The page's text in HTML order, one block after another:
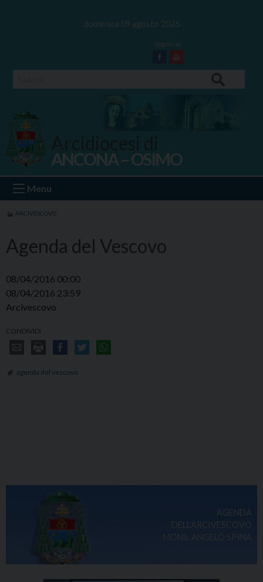
domenica 09 agosto 2026
Facebook
Youtube
Ancona Osimo
ANCONA – OSIMO
Menu
ARCIVESCOVO
Agenda del Vescovo
08/04/2016 00:00
08/04/2016 23:59
Arcivescovo
CONDIVIDI
agenda del vescovo
AGENDA
DELL'ARCIVESCOVO
MONS. ANGELO SPINA